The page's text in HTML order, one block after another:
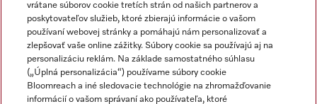
Miele na Instagrame
Miele na YouTube
vrátane súborov cookie tretích strán od našich partnerov a
poskytovateľov služieb, ktoré zbierajú informácie o vašom
používaní webovej stránky a pomáhajú nám personalizovať a
zlepšovať vaše online zážitky. Súbory cookie sa používajú aj na
personalizáciu reklám. Na základe samostatného súhlasu
(„Úplná personalizácia“) používame súbory cookie
Bloomreach a iné sledovacie technológie na zhromažďovanie
informácií o vašom správaní ako používateľa, ktoré